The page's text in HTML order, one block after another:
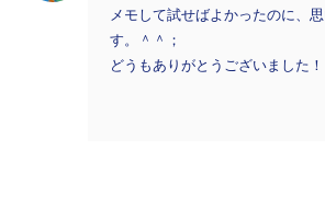
メモして試せばよかったのに、
す。＾＾；
どうもありがとうございました！